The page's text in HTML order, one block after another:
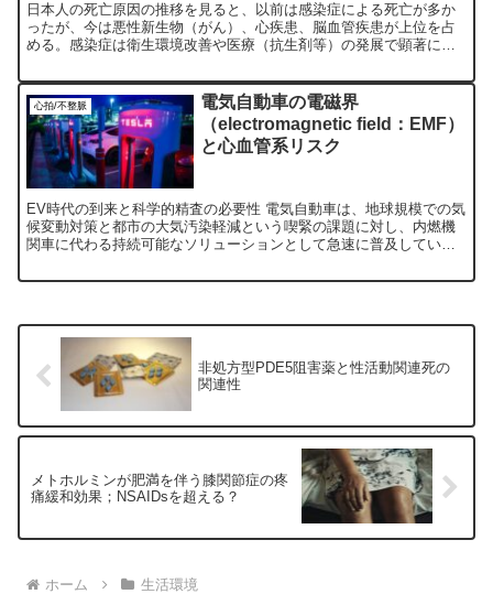
日本人の死亡原因の推移を見ると、以前は感染症による死亡が多か
ったが、今は悪性新生物（がん）、心疾患、脳血管疾患が上位を占
める。感染症は衛生環境改善や医療（抗生剤等）の発展で顕著に抑
増。...
心拍/不整脈
電気自動車の電磁界
（electromagnetic field：EMF）
と心血管系リスク
EV時代の到来と科学的精査の必要性 電気自動車は、地球規模での気
候変動対策と都市の大気汚染軽減という喫緊の課題に対し、内燃機
関車に代わる持続可能なソリューションとして急速に普及していま
非処方型PDE5阻害薬と性活動関連死の
関連性
メトホルミンが肥満を伴う膝関節症の疼
痛緩和効果；NSAIDsを超える？
ホーム 生活環境